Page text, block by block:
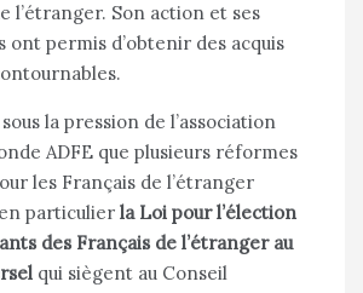
l’étranger. Son action et ses
ont permis d’obtenir des acquis
sous la pression de l’association
ADFE que plusieurs réformes
les Français de l’étranger
particulier la Loi pour l’élection
des Français de l’étranger au
qui siègent au Conseil